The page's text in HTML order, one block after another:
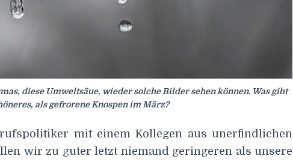
diese Umweltsäue, wieder solche Bilder sehen können. Was gibt
als gefrorene Knospen im März?
mit einem Kollegen aus unerfindlichen
wir zu guter letzt niemand geringeren als unsere